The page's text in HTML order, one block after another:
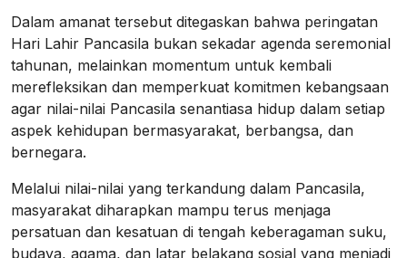
Dalam amanat tersebut ditegaskan bahwa peringatan
Hari Lahir Pancasila bukan sekadar agenda seremonial
tahunan, melainkan momentum untuk kembali
merefleksikan dan memperkuat komitmen kebangsaan
agar nilai-nilai Pancasila senantiasa hidup dalam setiap
aspek kehidupan bermasyarakat, berbangsa, dan
bernegara.
Melalui nilai-nilai yang terkandung dalam Pancasila,
masyarakat diharapkan mampu terus menjaga
persatuan dan kesatuan di tengah keberagaman suku,
budaya, agama, dan latar belakang sosial yang menjadi